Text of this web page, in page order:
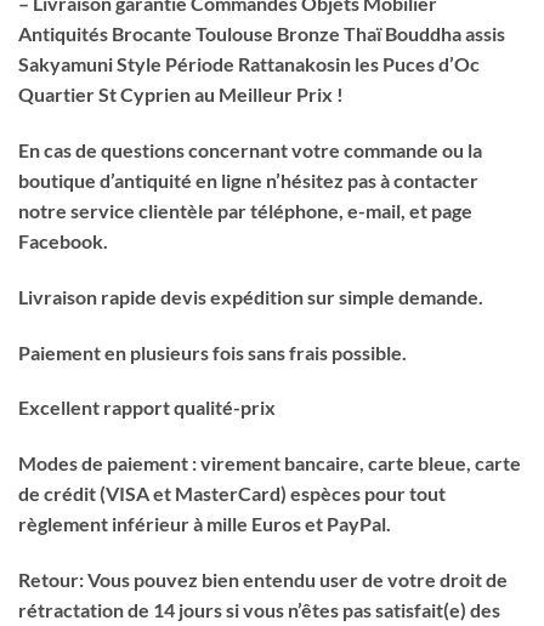
Antiquités Brocante Toulouse Bronze Thaï Bouddha assis
Sakyamuni Style Période Rattanakosin les Puces d’Oc
Quartier St Cyprien au Meilleur Prix !
En cas de questions concernant votre commande ou la
boutique d’antiquité en ligne n’hésitez pas à contacter
notre service clientèle par téléphone, e-mail, et page
Facebook.
Livraison rapide devis expédition sur simple demande.
Paiement en plusieurs fois sans frais possible.
Excellent rapport qualité-prix
Modes de paiement : virement bancaire, carte bleue, carte
de crédit (VISA et MasterCard) espèces pour tout
règlement inférieur à mille Euros et PayPal.
Retour: Vous pouvez bien entendu user de votre droit de
rétractation de 14 jours si vous n’êtes pas satisfait(e) des